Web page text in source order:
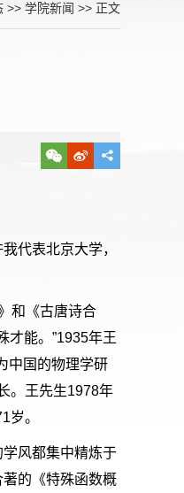
>> 学院新闻 >> 正文
代表北京大学，
和《古唐诗合
才能。”1935年王
中国的物理学研
。王先生1978年
岁。
风都集中精炼于
的《特殊函数概